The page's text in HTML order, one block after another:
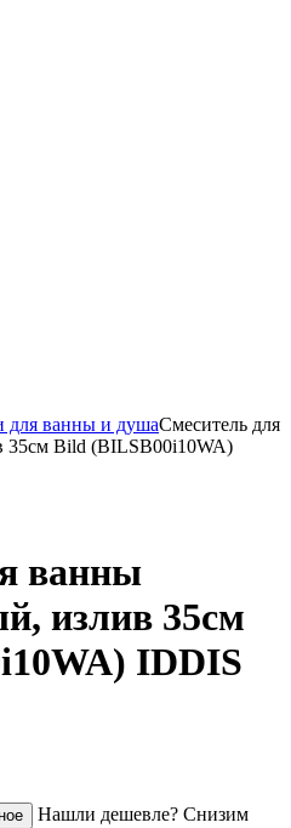
для ванны и душаСмеситель для
Bild (BILSB00i10WA)
ванны
излив 35см
IDDIS
Нашли дешевле? Снизим